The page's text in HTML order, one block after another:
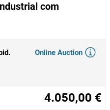
com
Online Auction
4.050,00 €